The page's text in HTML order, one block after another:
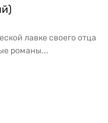
лавке своего отца
романы...